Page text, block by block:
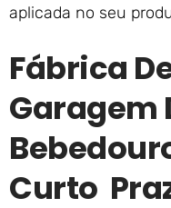
aplicada no seu
Fábrica
Garagem
Curto